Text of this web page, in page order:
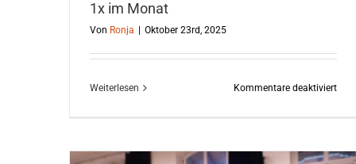
1x im Monat
Von Ronja | Oktober 23rd, 2025
Weiterlesen Kommentare deaktiviertfür